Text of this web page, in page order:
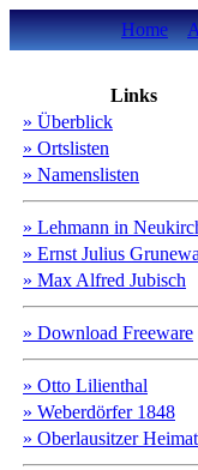
Home
Links
» Überblick
» Ortslisten
» Namenslisten
» Lehmann in
» Ernst Julius
» Max Alfred Jubisch
» Download Freeware
» Otto Lilienthal
» Weberdörfer 1848
» Oberlausitzer